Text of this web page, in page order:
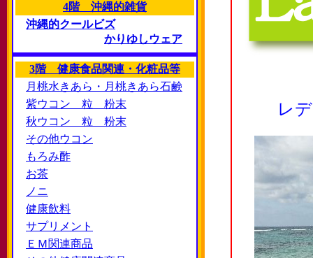
4階 沖縄的雑貨
沖縄的クールビズ
かりゆしウェア
3階 健康食品関連・化粧品等
月桃水きあら・月桃きあら石鹸
紫ウコン 粒 粉末
秋ウコン 粒 粉末
その他ウコン
もろみ酢
お茶
ノニ
健康飲料
サプリメント
ＥＭ関連商品
レ